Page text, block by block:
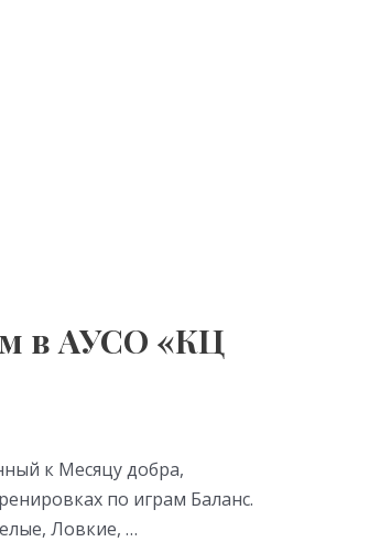
в АУСО «КЦ
к Месяцу добра,
по играм Баланс.
Ловкие, …